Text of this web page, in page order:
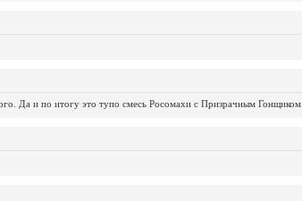
Да и по итогу это тупо смесь Росомахи с Призрачным Гонщиком.